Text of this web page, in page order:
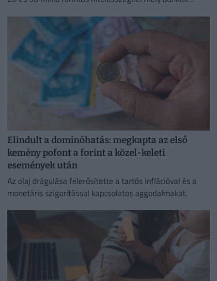
Elindult a dominóhatás: megkapta az első
kemény pofont a forint a közel-keleti
események után
Az olaj drágulása felerősítette a tartós inflációval és a
monetáris szigorítással kapcsolatos aggodalmakat.